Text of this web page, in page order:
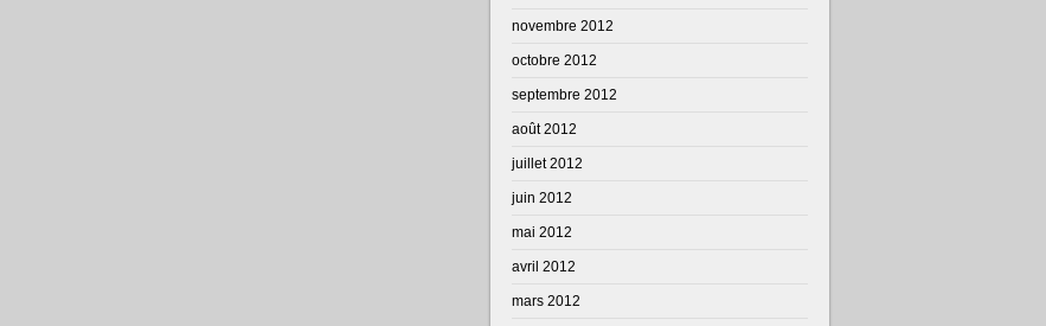
novembre 2012
octobre 2012
septembre 2012
août 2012
juillet 2012
juin 2012
mai 2012
avril 2012
mars 2012